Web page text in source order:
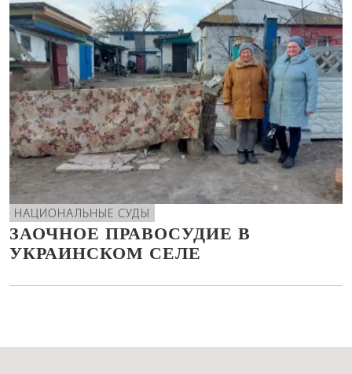
НАЦИОНАЛЬНЫЕ СУДЫ
ЗАОЧНОЕ ПРАВОСУДИЕ В
УКРАИНСКОМ СЕЛЕ